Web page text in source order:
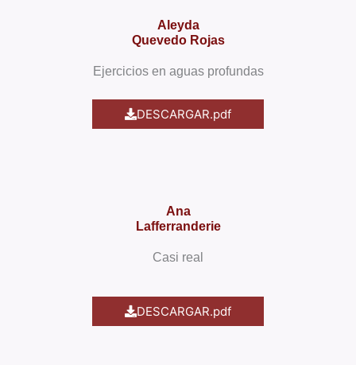
Aleyda
Quevedo Rojas
Ejercicios en aguas profundas
DESCARGAR.pdf
Ana
Lafferranderie
Casi real
DESCARGAR.pdf